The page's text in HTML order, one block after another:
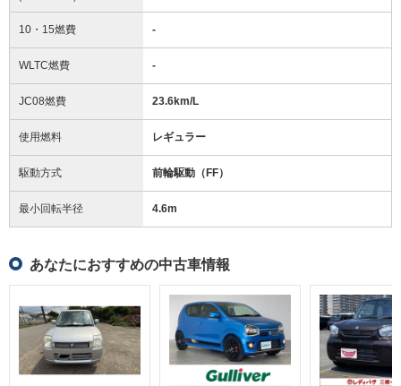
10・15燃費 -
WLTC燃費 -
JC08燃費 23.6km/L
使用燃料 レギュラー
駆動方式 前輪駆動（FF）
最小回転半径 4.6m
あなたにおすすめの中古車情報